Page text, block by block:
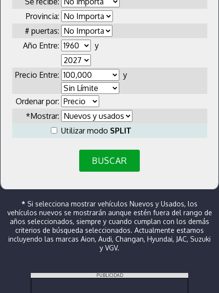
Provincia:
# puertas:
Año Entre:
y
Precio Entre: y
Ordenar por:
*Mostrar:
Utilizar modo SPLIT
BUSCAR
* Si selecciona mostrar vehículos Nuevos y Usados, los
vehículos nuevos se mostrarán aunque estén fuera del rango de
años seleccionados, siempre y cuando cumplan con los demás
criterios de búsqueda seleccionados. Actualmente estamos
incluyendo las marcas Aion, Audi, Changan, Hyundai, JAC, Suzuki
y VGV.
PUBLICIDAD